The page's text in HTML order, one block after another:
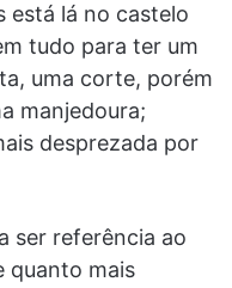
está lá no castelo
tudo para ter um
uma corte, porém
manjedoura;
desprezada por
ser referência ao
quanto mais